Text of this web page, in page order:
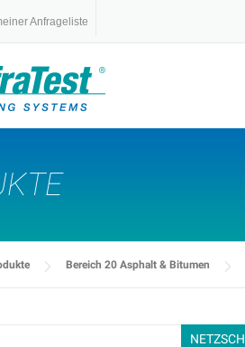
Anfrageliste
Bereich 20 Asphalt & Bitumen
NETZSCH